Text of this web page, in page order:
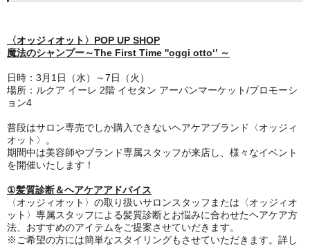
〈オッジィオット〉POP UP SHOP
魔法のシャンプー～The First Time ''oggi otto‘’ ～
日時：3月1日（水）～7日（火）
場所：ルクア イーレ 2階 イセタン アーバンマーケット/プロモーシ
ョン4
普段はサロン専売でしか購入できないヘアケアブランド〈オッジィ
オット〉。
期間中は美容師やブランド専属スタッフが来店し、様々なイベント
を開催いたします！
①髪質診断＆ヘアケアアドバイス
〈オッジィオット〉の取り扱いサロンスタッフまたは〈オッジィオ
ット〉専属スタッフによる髪質診断とお悩みに合わせたヘアケア方
法、おすすめのアイテムをご提案させていだきます。
※ご希望の方には簡単なスタイリングもさせていただきます。詳し